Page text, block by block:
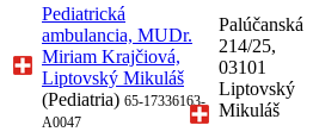
Pediatrická
ambulancia, MUDr.
Miriam Krajčiová,
Liptovský Mikuláš
(Pediatria) 65-17336163-
A0047
Palúčanská
214/25,
03101
Liptovský
Mikuláš